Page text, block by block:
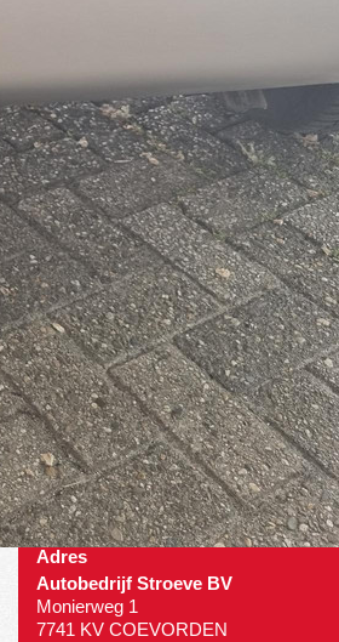
Adres
Autobedrijf Stroeve BV
Monierweg 1
7741 KV COEVORDEN